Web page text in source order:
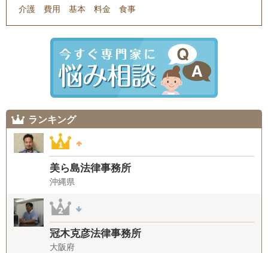
介護 費用 基本 料金 食事
ランキング
美ら島法律事務所
沖縄県
冠木克彦法律事務所
大阪府